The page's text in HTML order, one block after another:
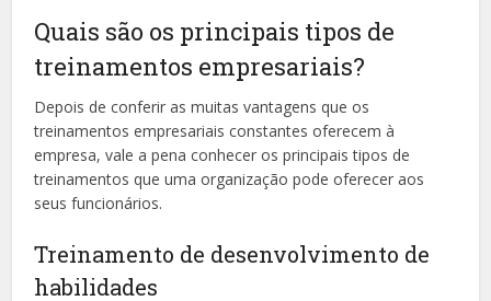
Quais são os principais tipos de
treinamentos empresariais?
Depois de conferir as muitas vantagens que os
treinamentos empresariais constantes oferecem à
empresa, vale a pena conhecer os principais tipos de
treinamentos que uma organização pode oferecer aos
seus funcionários.
Treinamento de desenvolvimento de
habilidades